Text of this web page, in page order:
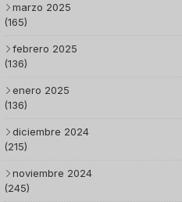
marzo 2025
(165)
febrero 2025
(136)
enero 2025
(136)
diciembre 2024
(215)
noviembre 2024
(245)